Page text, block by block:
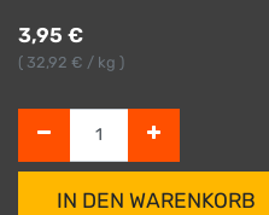
3,95 €
( 32,92 € / kg )
IN DEN WARENKORB